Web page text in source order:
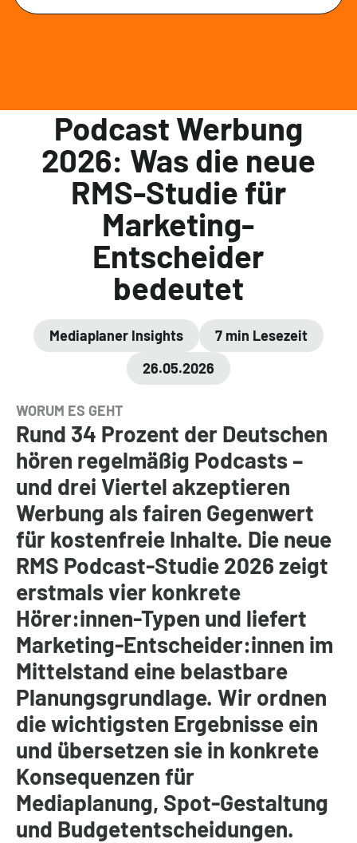
Podcast Werbung
2026: Was die neue
RMS-Studie für
Marketing-
Entscheider
bedeutet
Mediaplaner Insights
7 min Lesezeit
26.05.2026
WORUM ES GEHT
Rund 34 Prozent der Deutschen
hören regelmäßig Podcasts –
und drei Viertel akzeptieren
Werbung als fairen Gegenwert
für kostenfreie Inhalte. Die neue
RMS Podcast-Studie 2026 zeigt
erstmals vier konkrete
Hörer:innen-Typen und liefert
Marketing-Entscheider:innen im
Mittelstand eine belastbare
Planungsgrundlage. Wir ordnen
die wichtigsten Ergebnisse ein
und übersetzen sie in konkrete
Konsequenzen für
Mediaplanung, Spot-Gestaltung
und Budgetentscheidungen.